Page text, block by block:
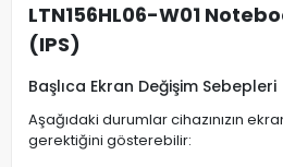
LTN156HL06-W01
(IPS)
Başlıca Ekran Değişim Sebepleri
Aşağıdaki durumlar cihazınızın
gerektiğini gösterebilir: